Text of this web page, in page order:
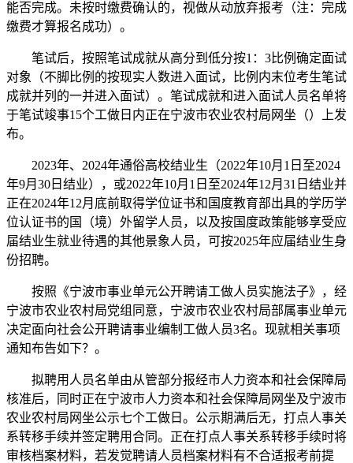
能否完成。未按时缴费确认的，视做从动放弃报考（注：完成
缴费才算报名成功）。
笔试后，按照笔试成就从高分到低分按1：3比例确定面试
对象（不脚比例的按现实人数进入面试，比例内末位考生笔试
成就并列的一并进入面试）。笔试成就和进入面试人员名单将
于笔试竣事15个工做日内正在宁波市农业农村局网坐（）上发
布。
2023年、2024年通俗高校结业生（2022年10月1日至2024
年9月30日结业），或2022年10月1日至2024年12月31日结业并
正在2024年12月底前取得学位证书和国度教育部出具的学历学
位认证书的国（境）外留学人员，以及按国度政策能够享受应
届结业生就业待遇的其他景象人员，可按2025年应届结业生身
份招聘。
按照《宁波市事业单元公开聘请工做人员实施法子》，经
宁波市农业农村局党组同意，宁波市农业农村局部属事业单元
决定面向社会公开聘请事业编制工做人员3名。现就相关事项
通知布告如下？。
拟聘用人员名单由从管部分报经市人力资本和社会保障局
核准后，同时正在宁波市人力资本和社会保障局网坐及宁波市
农业农村局网坐公示七个工做日。公示期满后无，打点人事关
系转移手续并签定聘用合同。正在打点人事关系转移手续时将
审核档案材料，若发觉聘请人员档案材料有不合适报考前提